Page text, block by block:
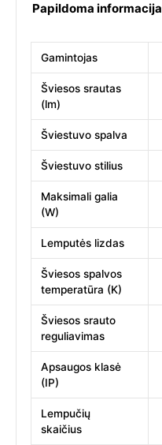
Papildoma informacija
Gamintojas
Šviesos srautas
(lm)
Šviestuvo spalva
Šviestuvo stilius
Maksimali galia
(W)
Lemputės lizdas
Šviesos spalvos
temperatūra (K)
Šviesos srauto
reguliavimas
Apsaugos klasė
(IP)
Lempučių
skaičius